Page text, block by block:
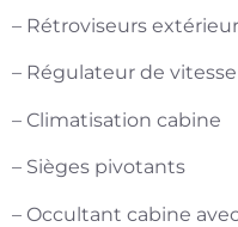
– Rétroviseurs
– Régulateur de vitesse
– Climatisation cabine
– Sièges pivotants
– Occultant cabine